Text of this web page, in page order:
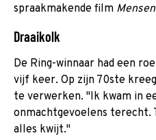
spraakmakende film
Draaikolk
De Ring-winnaar had een
vijf keer. Op zijn 70ste
te verwerken. "Ik kwam in
onmachtgevoelens terecht.
alles kwijt."